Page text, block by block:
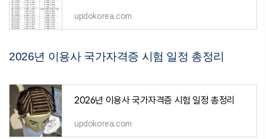
updokorea.com
2026년 이용사 국가자격증 시험 일정 총정리
2026년 이용사 국가자격증 시험 일정 총정리
updokorea.com